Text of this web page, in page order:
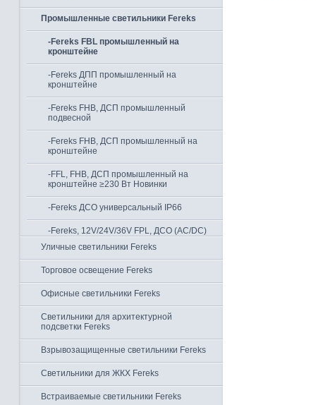
Промышленные светильники Fereks
-Fereks FBL промышленный на
кронштейне
-Fereks ДПП промышленный на
кронштейне
-Fereks FHB, ДСП промышленный
подвесной
-Fereks FHB, ДСП промышленный на
кронштейне
-FFL, FHB, ДСП промышленный на
кронштейне ≥230 Вт Новинки
-Fereks ДСО универсальный IP66
-Fereks, 12V/24V/36V FPL, ДСО (AC/DC)
Уличные светильники Fereks
Торговое освещение Fereks
Офисные светильники Fereks
Светильники для архитектурной
подсветки Fereks
Взрывозащищенные светильники Fereks
Светильники для ЖКХ Fereks
Встраиваемые светильники Fereks